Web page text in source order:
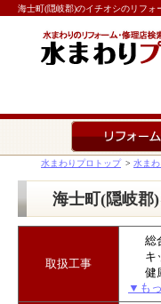
海士町(隠岐郡)のイチオシのリフォ
水まわりプロトップ > 水ま
海士町(隠岐郡
取扱工事
総
キ
健
▼も